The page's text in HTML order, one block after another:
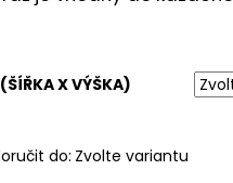
X VÝŠKA)
do: Zvolte variantu
OBRAZ - HUDEBNÍ EXTÁZE